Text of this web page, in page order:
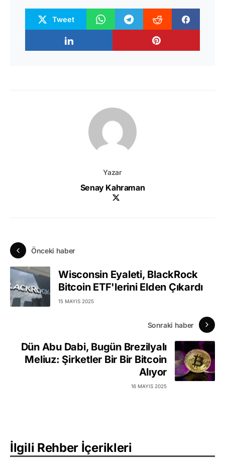
Tweet
Yazar
Senay Kahraman
Önceki haber
Wisconsin Eyaleti, BlackRock
Bitcoin ETF'lerini Elden Çıkardı
15 MAYIS 2025
Sonraki haber
Dün Abu Dabi, Bugün Brezilyalı
Meliuz: Şirketler Bir Bir Bitcoin
Alıyor
16 MAYIS 2025
İlgili Rehber İçerikleri